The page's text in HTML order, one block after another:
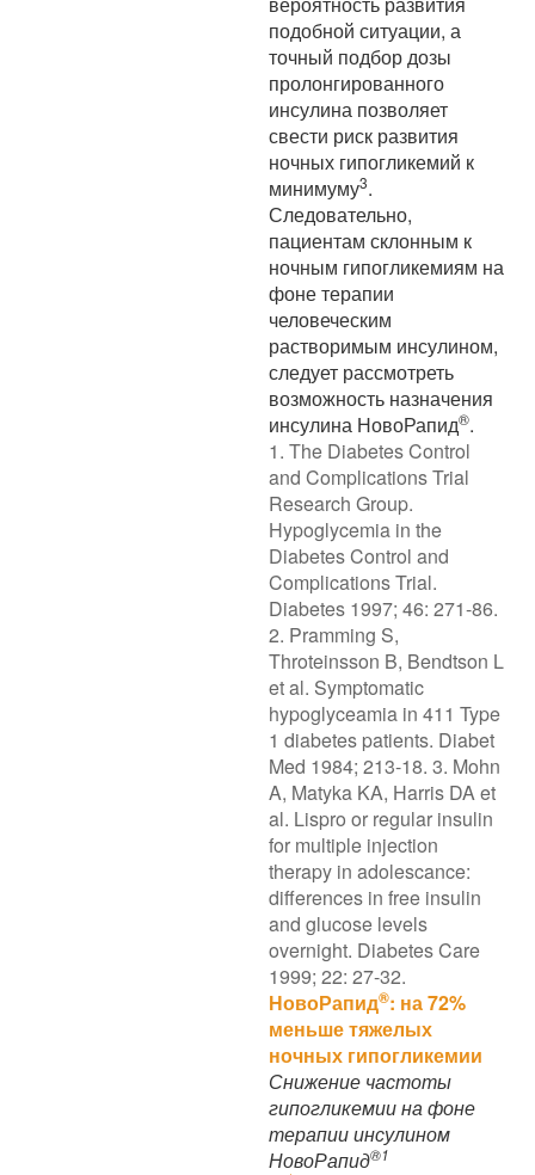
подобной ситуации, а
точный подбор дозы
пролонгированного
инсулина позволяет
свести риск развития
ночных гипогликемий к
минимуму3.
Следовательно,
пациентам склонным к
ночным гипогликемиям на
фоне терапии
человеческим
растворимым инсулином,
следует рассмотреть
возможность назначения
инсулина НовоРапид®.
1. The Diabetes Control
and Complications Trial
Research Group.
Hypoglycemia in the
Diabetes Control and
Complications Trial.
Diabetes 1997; 46: 271-86.
2. Pramming S,
Throteinsson B, Bendtson L
et al. Symptomatic
hypoglyceamia in 411 Type
1 diabetes patients. Diabet
Med 1984; 213-18. 3. Mohn
A, Matyka KA, Harris DA et
al. Lispro or regular insulin
for multiple injection
therapy in adolescance:
differences in free insulin
and glucose levels
overnight. Diabetes Care
1999; 22: 27-32.
НовоРапид®: на 72%
меньше тяжелых
ночных гипогликемии
Снижение частоты
гипогликемии на фоне
терапии инсулином
НовоРапид®1